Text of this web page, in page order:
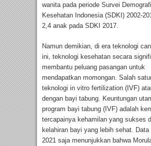
wanita pada periode Survei
Kesehatan Indonesia (SDKI) 2002-
2,4 anak pada SDKI 2017.
Namun demikian, di era teknologi
ini, teknologi kesehatan secara
membantu peluang pasangan untuk
mendapatkan momongan. Salah
teknologi in vitro fertilization (IVF)
dengan bayi tabung. Keuntungan
program bayi tabung (IVF) adalah
tercapainya kehamilan yang sukses
kelahiran bayi yang lebih sehat. Data
2021 saja menunjukkan bahwa